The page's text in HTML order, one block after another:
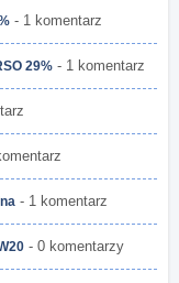
- 1 komentarz
29% - 1 komentarz
- 1 komentarz
- 0 komentarzy